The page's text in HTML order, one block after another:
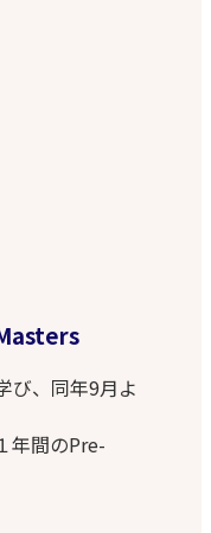
び、同年9月よ
年間のPre-